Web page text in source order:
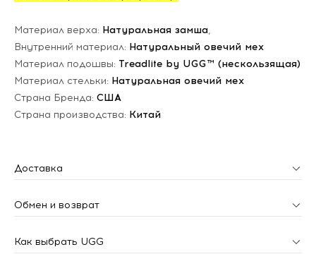
Материал верха: Натуральная замша,
Внутренний материал: Натуральный овечий мех
Материал подошвы: Treadlite by UGG™ (нескользящая)
Материал стельки: Натуральная овечий мех
Страна Бренда: США
Страна производства: Китай
Доставка
Обмен и возврат
Как выбрать UGG